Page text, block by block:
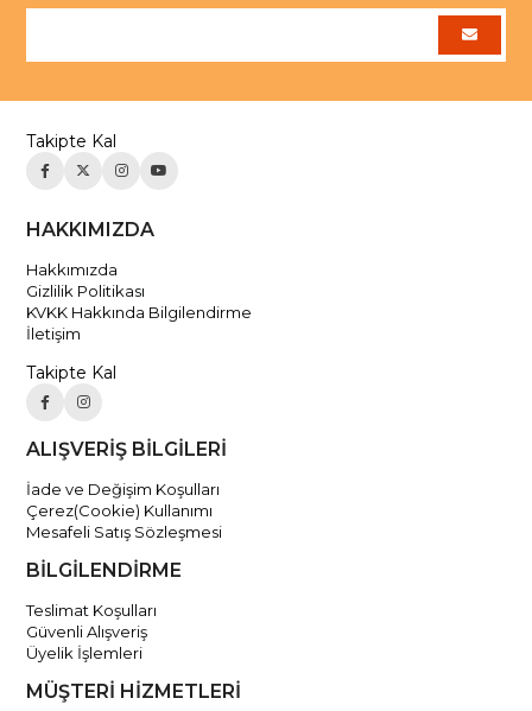
Takipte Kal
HAKKIMIZDA
Hakkımızda
Gizlilik Politikası
KVKK Hakkında Bilgilendirme
İletişim
Takipte Kal
ALIŞVERİŞ BİLGİLERİ
İade ve Değişim Koşulları
Çerez(Cookie) Kullanımı
Mesafeli Satış Sözleşmesi
BİLGİLENDİRME
Teslimat Koşulları
Güvenli Alışveriş
Üyelik İşlemleri
MÜŞTERİ HİZMETLERİ